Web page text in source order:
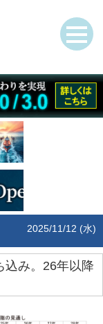
2025/11/12 (水)
込み。26年以降